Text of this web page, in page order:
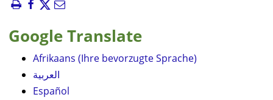
Google Translate
Afrikaans (Ihre bevorzugte Sprache)
العربية
Español